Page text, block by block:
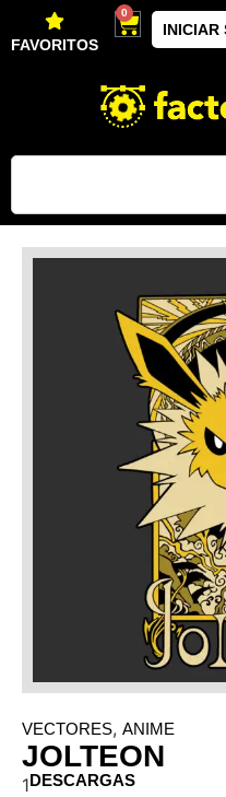
FAVORITOS
0
INICIAR
VECTORES, ANIME
JOLTEON
1DESCARGAS